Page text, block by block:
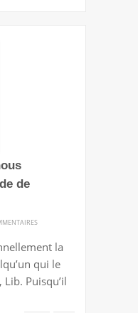
de
GOUVERNEMENT,
NOUS
CONNAISSONS
la
qui le
Puisqu’il